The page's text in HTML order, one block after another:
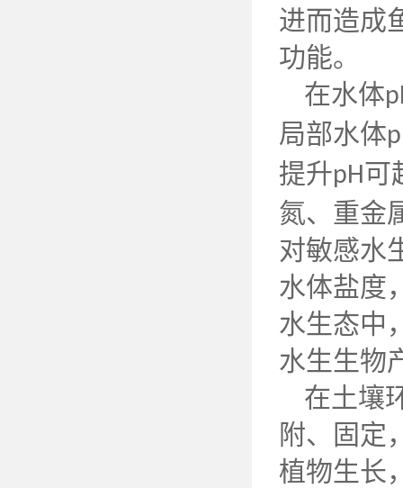
进而造成
功能。
在水体
局部水体
提升pH可
氮、重金
对敏感水
水体盐度
水生态中
水生生物
在土壤
附、固定
植物生长